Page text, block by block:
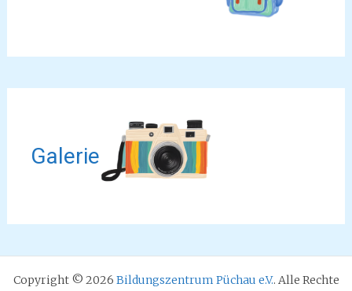
Galerie
Copyright © 2026 Bildungszentrum Püchau e.V.. Alle Rechte